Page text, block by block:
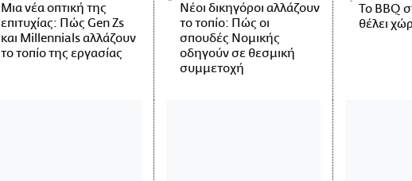
Μια νέα οπτική της
επιτυχίας: Πώς Gen Zs
και Millennials αλλάζουν
το τοπίο της εργασίας
Νέοι δικηγόροι αλλάζουν
το τοπίο: Πώς οι
σπουδές Νομικής
οδηγούν σε θεσμική
συμμετοχή
Το BBQ
θέλει